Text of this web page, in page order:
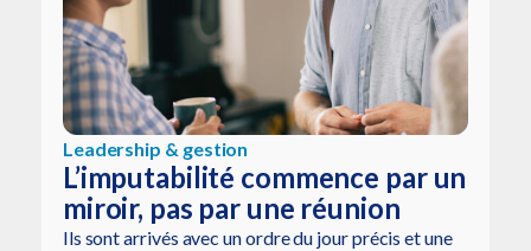
Leadership & gestion
L’imputabilité commence par un
miroir, pas par une réunion
Ils sont arrivés avec un ordre du jour précis et une